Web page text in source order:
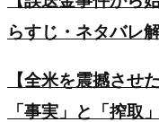
らすじ・ネタバレ
【全米を震撼させ
「事実」と「搾取